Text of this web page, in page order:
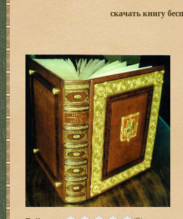
скачать книгу